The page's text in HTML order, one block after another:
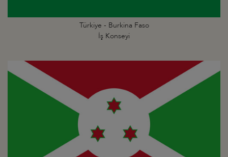
Türkiye - Burkina Faso
İş Konseyi